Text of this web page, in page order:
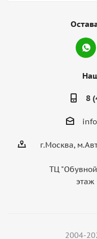
8
г.Москва,
ТЦ "Обувной
2004-